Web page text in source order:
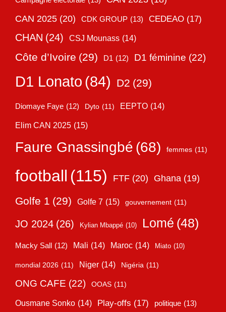
CAN 2025 (20) CDK GROUP (13) CEDEAO (17)
CHAN (24) CSJ Mounass (14)
Côte d’Ivoire (29) D1 (12) D1 féminine (22)
D1 Lonato (84) D2 (29)
Diomaye Faye (12) Dyto (11) EEPTO (14)
Elim CAN 2025 (15)
Faure Gnassingbé (68) femmes (11)
football (115) FTF (20) Ghana (19)
Golfe 1 (29) Golfe 7 (15) gouvernement (11)
JO 2024 (26) Kylian Mbappé (10) Lomé (48)
Macky Sall (12) Mali (14) Maroc (14) Miato (10)
mondial 2026 (11) Niger (14) Nigéria (11)
ONG CAFE (22) OOAS (11)
Ousmane Sonko (14) Play-offs (17) politique (13)